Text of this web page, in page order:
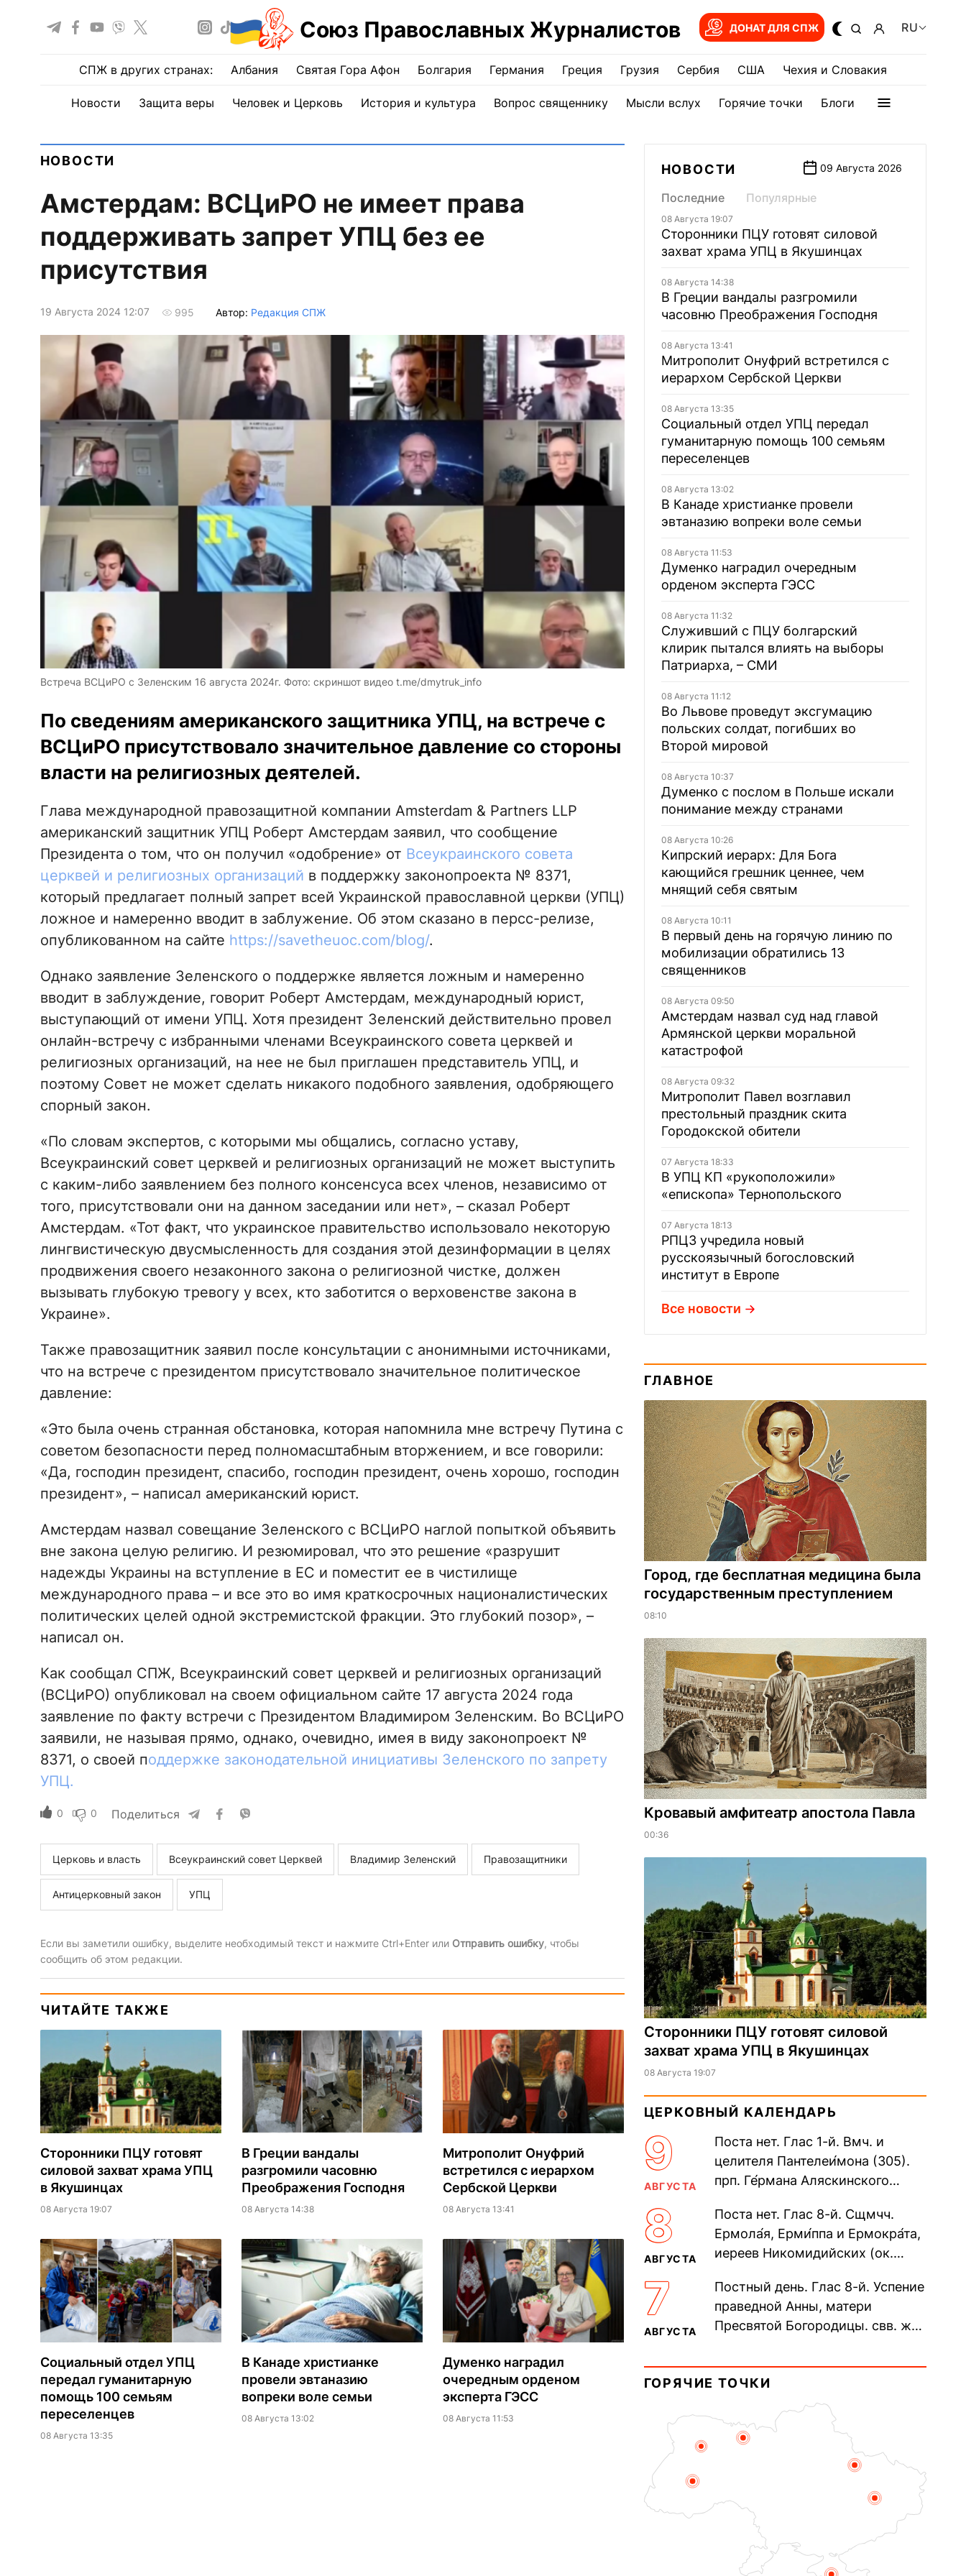
Союз Православных Журналистов ДОНАТ ДЛЯ СПЖ RU
СПЖ в других странах: Албания Святая Гора Афон Болгария Германия Греция Грузия Сербия США Чехия и Словакия
Новости Защита веры Человек и Церковь История и культура Вопрос священнику Мысли вслух Горячие точки Блоги
НОВОСТИ
Амстердам: ВСЦиРО не имеет права
поддерживать запрет УПЦ без ее
присутствия
19 Августа 2024 12:07 995 Автор: Редакция СПЖ
Встреча ВСЦиРО с Зеленским 16 августа 2024г. Фото: скриншот видео t.me/dmytruk_info
По сведениям американского защитника УПЦ, на встрече с
ВСЦиРО присутствовало значительное давление со стороны
власти на религиозных деятелей.
Глава международной правозащитной компании Amsterdam & Partners LLP
американский защитник УПЦ Роберт Амстердам заявил, что сообщение
Президента о том, что он получил «одобрение» от Всеукраинского совета
церквей и религиозных организаций в поддержку законопроекта № 8371,
который предлагает полный запрет всей Украинской православной церкви (УПЦ)
ложное и намеренно вводит в заблужение. Об этом сказано в персс-релизе,
опубликованном на сайте https://savetheuoc.com/blog/.
Однако заявление Зеленского о поддержке является ложным и намеренно
вводит в заблуждение, говорит Роберт Амстердам, международный юрист,
выступающий от имени УПЦ. Хотя президент Зеленский действительно провел
онлайн-встречу с избранными членами Всеукраинского совета церквей и
религиозных организаций, на нее не был приглашен представитель УПЦ, и
поэтому Совет не может сделать никакого подобного заявления, одобряющего
спорный закон.
«По словам экспертов, с которыми мы общались, согласно уставу,
Всеукраинский совет церквей и религиозных организаций не может выступить
с каким-либо заявлением без полного консенсуса всех членов, независимо от
того, присутствовали они на данном заседании или нет», – сказал Роберт
Амстердам. «Тот факт, что украинское правительство использовало некоторую
лингвистическую двусмысленность для создания этой дезинформации в целях
продвижения своего незаконного закона о религиозной чистке, должен
вызывать глубокую тревогу у всех, кто заботится о верховенстве закона в
Украине».
Также правозащитник заявил после консультации с анонимными источниками,
что на встрече с президентом присутствовало значительное политическое
давление:
«Это была очень странная обстановка, которая напомнила мне встречу Путина с
советом безопасности перед полномасштабным вторжением, и все говорили:
«Да, господин президент, спасибо, господин президент, очень хорошо, господин
президент», – написал американский юрист.
Амстердам назвал совещание Зеленского с ВСЦиРО наглой попыткой объявить
вне закона целую религию. И резюмировал, что это решение «разрушит
надежды Украины на вступление в ЕС и поместит ее в чистилище
международного права – и все это во имя краткосрочных националистических
политических целей одной экстремистской фракции. Это глубокий позор», –
написал он.
Как сообщал СПЖ, Всеукраинский совет церквей и религиозных организаций
(ВСЦиРО) опубликовал на своем официальном сайте 17 августа 2024 года
заявление по факту встречи с Президентом Владимиром Зеленским. Во ВСЦиРО
заявили, не называя прямо, однако, очевидно, имея в виду законопроект №
8371, о своей поддержке законодательной инициативы Зеленского по запрету
УПЦ.
0 0 Поделиться
Церковь и власть Всеукраинский совет Церквей Владимир Зеленский Правозащитники
Антицерковный закон УПЦ
Если вы заметили ошибку, выделите необходимый текст и нажмите Ctrl+Enter или Отправить ошибку, чтобы
сообщить об этом редакции.
ЧИТАЙТЕ ТАКЖЕ
Сторонники ПЦУ готовят
силовой захват храма УПЦ
в Якушинцах
08 Августа 19:07
В Греции вандалы
разгромили часовню
Преображения Господня
08 Августа 14:38
Митрополит Онуфрий
встретился с иерархом
Сербской Церкви
08 Августа 13:41
Социальный отдел УПЦ
передал гуманитарную
помощь 100 семьям
переселенцев
08 Августа 13:35
В Канаде христианке
провели эвтаназию
вопреки воле семьи
08 Августа 13:02
Думенко наградил
очередным орденом
эксперта ГЭСС
08 Августа 11:53
НОВОСТИ 09 Августа 2026
Последние Популярные
08 Августа 19:07
Сторонники ПЦУ готовят силовой
захват храма УПЦ в Якушинцах
08 Августа 14:38
В Греции вандалы разгромили
часовню Преображения Господня
08 Августа 13:41
Митрополит Онуфрий встретился с
иерархом Сербской Церкви
08 Августа 13:35
Социальный отдел УПЦ передал
гуманитарную помощь 100 семьям
переселенцев
08 Августа 13:02
В Канаде христианке провели
эвтаназию вопреки воле семьи
08 Августа 11:53
Думенко наградил очередным
орденом эксперта ГЭСС
08 Августа 11:32
Служивший с ПЦУ болгарский
клирик пытался влиять на выборы
Патриарха, – СМИ
08 Августа 11:12
Во Львове проведут эксгумацию
польских солдат, погибших во
Второй мировой
08 Августа 10:37
Думенко с послом в Польше искали
понимание между странами
08 Августа 10:26
Кипрский иерарх: Для Бога
кающийся грешник ценнее, чем
мнящий себя святым
08 Августа 10:11
В первый день на горячую линию по
мобилизации обратились 13
священников
08 Августа 09:50
Амстердам назвал суд над главой
Армянской церкви моральной
катастрофой
08 Августа 09:32
Митрополит Павел возглавил
престольный праздник скита
Городокской обители
07 Августа 18:33
В УПЦ КП «рукоположили»
«епископа» Тернопольского
07 Августа 18:13
РПЦЗ учредила новый
русскоязычный богословский
институт в Европе
Все новости
ГЛАВНОЕ
Город, где бесплатная медицина была
государственным преступлением
08:10
​Кровавый амфитеатр апостола Павла
00:36
Сторонники ПЦУ готовят силовой
захват храма УПЦ в Якушинцах
08 Августа 19:07
ЦЕРКОВНЫЙ КАЛЕНДАРЬ
9
АВГУСТА
Поста нет. Глас 1-й. Вмч. и
целителя Пантелеи́мона (305).
прп. Ге́рмана Аляскинского
Николая Кочанова, Христа
ради...
8
АВГУСТА
Поста нет. Глас 8-й. Сщмчч.
Ермола́я, Ерми́ппа и Ермокра́та,
иереев Никомидийских (ок.
Печерского, в Ближних
пещерах...
7
АВГУСТА
Постный день. Глас 8-й. Успение
праведной Анны, матери
Пресвятой Богородицы. свв. жен
прп. Евпракси́и девы,...
ГОРЯЧИЕ ТОЧКИ